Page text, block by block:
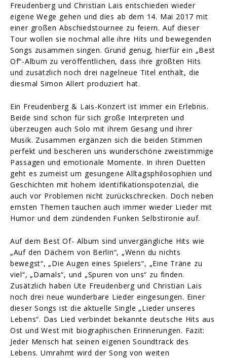
Freudenberg und Christian Lais entschieden wieder
eigene Wege gehen und dies ab dem 14. Mai 2017 mit
einer großen Abschiedstournee zu feiern. Auf dieser
Tour wollen sie nochmal alle ihre Hits und bewegenden
Songs zusammen singen. Grund genug, hierfür ein „Best
Of“-Album zu veröffentlichen, dass ihre größten Hits
und zusätzlich noch drei nagelneue Titel enthält, die
diesmal Simon Allert produziert hat.
Ein Freudenberg & Lais-Konzert ist immer ein Erlebnis.
Beide sind schon für sich große Interpreten und
überzeugen auch Solo mit ihrem Gesang und ihrer
Musik. Zusammen ergänzen sich die beiden Stimmen
perfekt und bescheren uns wunderschöne zweistimmige
Passagen und emotionale Momente. In ihren Duetten
geht es zumeist um gesungene Alltagsphilosophien und
Geschichten mit hohem Identifikationspotenzial, die
auch vor Problemen nicht zurückschrecken. Doch neben
ernsten Themen tauchen auch immer wieder Lieder mit
Humor und dem zündenden Funken Selbstironie auf.
Auf dem Best Of- Album sind unvergängliche Hits wie
„Auf den Dächern von Berlin“, „Wenn du nichts
bewegst“, „Die Augen eines Spielers“, „Eine Träne zu
viel“, „Damals“, und „Spuren von uns“ zu finden.
Zusätzlich haben Ute Freudenberg und Christian Lais
noch drei neue wunderbare Lieder eingesungen. Einer
dieser Songs ist die aktuelle Single „Lieder unseres
Lebens“. Das Lied verbindet bekannte deutsche Hits aus
Ost und West mit biographischen Erinnerungen. Fazit:
Jeder Mensch hat seinen eigenen Soundtrack des
Lebens. Umrahmt wird der Song von weiten